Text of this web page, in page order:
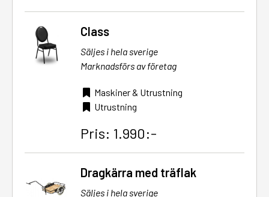
Class
Säljes i hela sverige
Marknadsförs av företag
Maskiner & Utrustning
Utrustning
Pris: 1.990:-
Dragkärra med träflak
Säljes i hela sverige